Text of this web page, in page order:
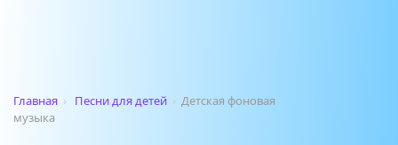
Главная › Песни для детей › Детская фоновая
музыка